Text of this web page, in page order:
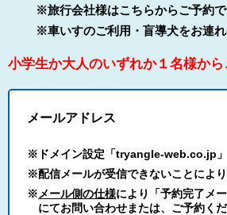
※旅行会社様はこちらからご予約
※車いすのご利用・盲導犬をお連
小学生か大人のいずれか１名様から
メールアドレス
※ドメイン設定「tryangle-web.co.jp」
※配信メールが受信できないことによ
※ メール側の仕様により「予約完了メ
にてお問い合わせまたは、ご予約くだ